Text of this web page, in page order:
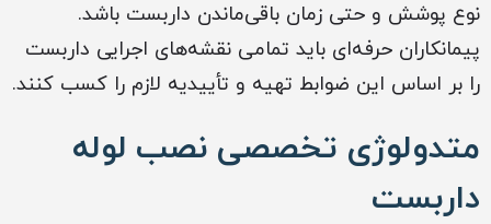
نوع پوشش و حتی زمان باقی‌ماندن داربست باشد.
پیمانکاران حرفه‌ای باید تمامی نقشه‌های اجرایی داربست
را بر اساس این ضوابط تهیه و تأییدیه لازم را کسب کنند.
متدولوژی تخصصی نصب لوله
داربست